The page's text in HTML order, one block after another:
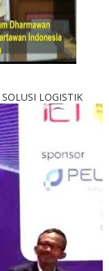
LOGISTIK